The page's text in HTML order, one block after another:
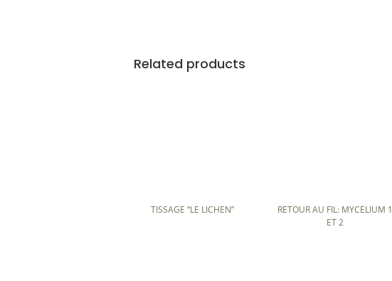
Related products
TISSAGE “LE LICHEN”
RETOUR AU FIL: MYCELIUM 1
ET 2